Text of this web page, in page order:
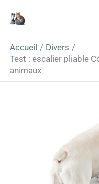
Accueil
Divers
Test : escalier pliable
animaux